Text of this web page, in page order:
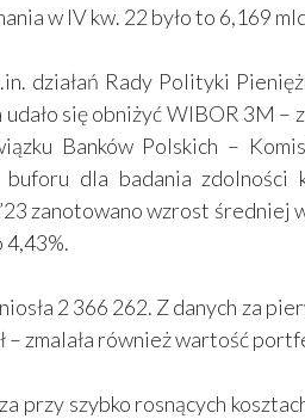
w IV kw. 22 było to 6,169 mld
działań Rady Polityki
się obniżyć WIBOR 3M –
Banków Polskich –
dla badania zdolności
zanotowano wzrost średniej
4,43%.
2 366 262. Z danych za
– zmalała również wartość
przy szybko rosnących